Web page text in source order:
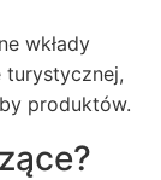
wkłady
produktów.